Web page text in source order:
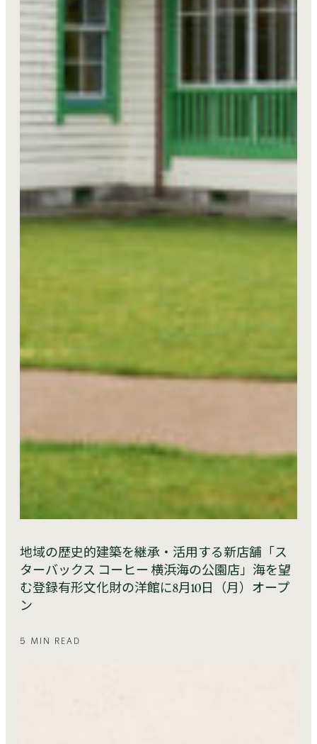
地域の歴史的建築を継承・活用する新店舗「ス
ターバックス コーヒー 横浜海の公園店」海を望
む登録有形文化財の洋館に8月10日（月）オープ
ン
5 MIN READ